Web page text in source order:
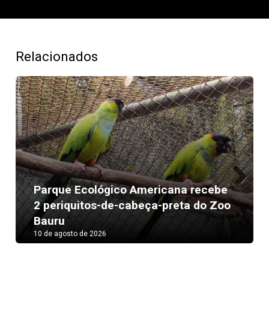
Relacionados
Parque Ecológico Americana recebe
2 periquitos-de-cabeça-preta do Zoo
Bauru
10 de agosto de 2026
Next